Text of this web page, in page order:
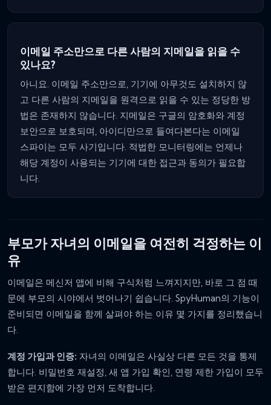
이메일 주소만으로 다른 사람의 지메일을 읽을 수
있나요?
아니요. 이메일 주소만으로, 기기에 아무것도 설치하지 않
고 다른 사람의 지메일을 원격으로 읽을 수 있는 정당한 방
법은 존재하지 않습니다. 지메일은 구글의 암호화와 계정
보안으로 보호되며, 아이디만으로 들여다본다는 이메일
스파이는 모두 사기입니다. 적법한 모니터링에는 언제나
해당 계정이 사용되는 기기에 대한 접근과 동의가 필요합
니다.
부모가 자녀의 이메일을 여전히 걱정하는 이
유
이메일은 메신저 앱에 비해 구식처럼 느껴지지만, 바로 그 점 때
문에 부모의 시야에서 벗어나기 쉽습니다. SpyHuman의 기능이
준비되면 이메일을 함께 살펴야 하는 이유 몇 가지를 정리했습니
다.
계정 가입과 인증: 자녀의 이메일은 사실상 다른 모든 것을 통제
합니다. 비밀번호 재설정, 새 앱 가입 확인, 연령 제한 가입이 모두
받은 편지함에 가장 먼저 도착합니다.